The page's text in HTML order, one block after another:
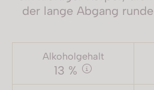
der lange Abgang
Alkoholgehalt
13 %